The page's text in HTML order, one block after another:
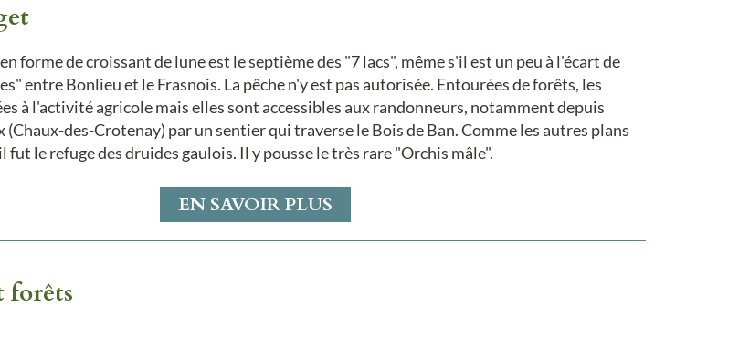
forme de croissant de lune est le septième des "7 lacs", même s'il est un peu à l'écart de
entre Bonlieu et le Frasnois. La pêche n'y est pas autorisée. Entourées de forêts, les
à l'activité agricole mais elles sont accessibles aux randonneurs, notamment depuis
des-Crotenay) par un sentier qui traverse le Bois de Ban. Comme les autres plans
fut le refuge des druides gaulois. Il y pousse le très rare "Orchis mâle".
EN SAVOIR PLUS
forêts